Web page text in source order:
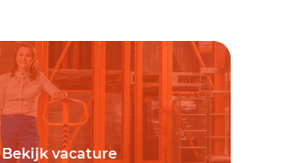
Bekijk vacature